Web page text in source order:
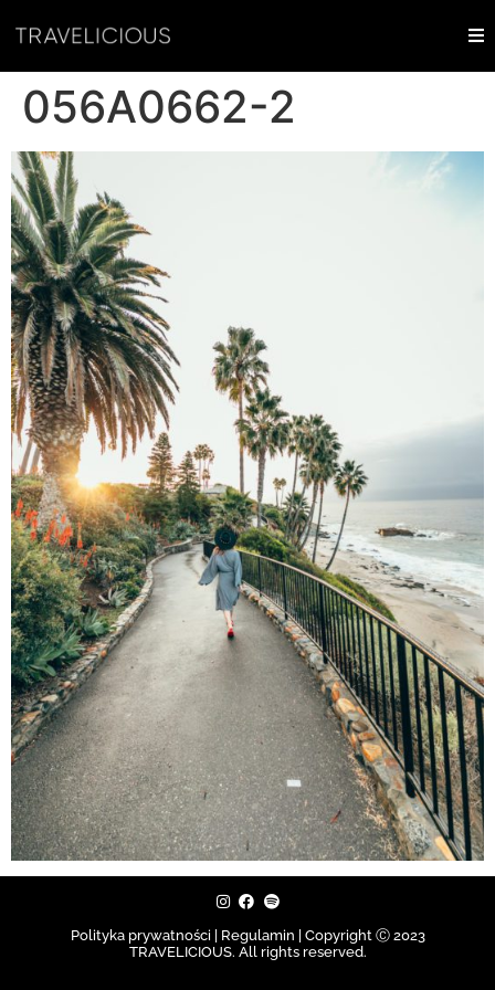
056A0662-2
Polityka prywatności | Regulamin |
Copyright Ⓒ 2023
TRAVELICIOUS. All rights reserved.